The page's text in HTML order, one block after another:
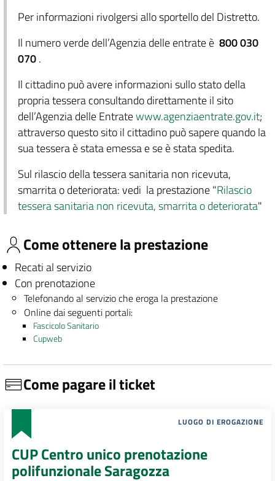
Per informazioni rivolgersi allo sportello del Distretto.
Il numero verde dell’Agenzia delle entrate è 800 030
070.
Il cittadino può avere informazioni sullo stato della
propria tessera consultando direttamente il sito
dell’Agenzia delle Entratewww.agenziaentrate.gov.it;
attraverso questo sito il cittadino può sapere quando la
sua tessera è stata emessa e se è stata spedita.
Sul rilascio della tessera sanitaria non ricevuta,
smarrita o deteriorata: vedi la prestazione "Rilascio
tessera sanitaria non ricevuta, smarrita o deteriorata"
Come ottenere la prestazione
Recati al servizio
Con prenotazione
Telefonando al servizio che eroga la prestazione
Online dai seguenti portali:
Fascicolo Sanitario
Cupweb
Come pagare il ticket
LUOGO DI EROGAZIONE
CUP Centro unico prenotazione
polifunzionale Saragozza